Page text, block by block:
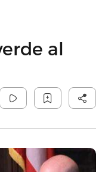
al